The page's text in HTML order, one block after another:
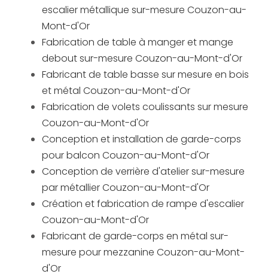
escalier métallique sur-mesure Couzon-au-
Mont-d'Or
Fabrication de table à manger et mange
debout sur-mesure Couzon-au-Mont-d'Or
Fabricant de table basse sur mesure en bois
et métal Couzon-au-Mont-d'Or
Fabrication de volets coulissants sur mesure
Couzon-au-Mont-d'Or
Conception et installation de garde-corps
pour balcon Couzon-au-Mont-d'Or
Conception de verrière d'atelier sur-mesure
par métallier Couzon-au-Mont-d'Or
Création et fabrication de rampe d'escalier
Couzon-au-Mont-d'Or
Fabricant de garde-corps en métal sur-
mesure pour mezzanine Couzon-au-Mont-
d'Or